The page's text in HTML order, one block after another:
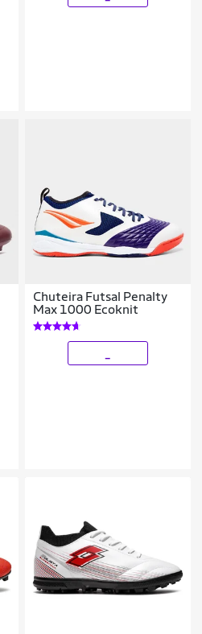
Chuteira Futsal Penalty
Max 1000 Ecoknit